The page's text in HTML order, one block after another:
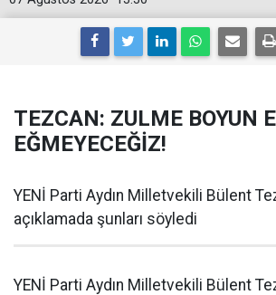
TEZCAN: ZULME BOYUN
EĞMEYECEĞİZ!
YENİ Parti Aydın Milletvekili Bülent
açıklamada şunları söyledi
YENİ Parti Aydın Milletvekili Bülent